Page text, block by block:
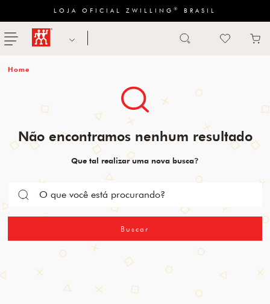
LOJA OFICIAL ZWILLING ® BRASIL
menu ZWILLING
categoria
PANELAS
Não encontramos nenhum resultado
Que tal realizar uma nova busca?
Buscar